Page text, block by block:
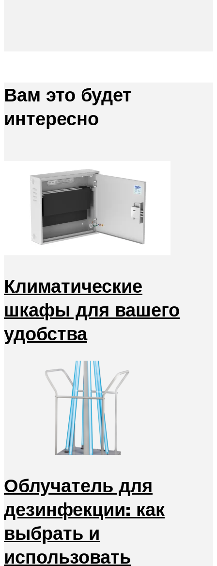
Вам это будет
интересно
Климатические
шкафы для вашего
удобства
Облучатель для
дезинфекции: как
выбрать и
использовать